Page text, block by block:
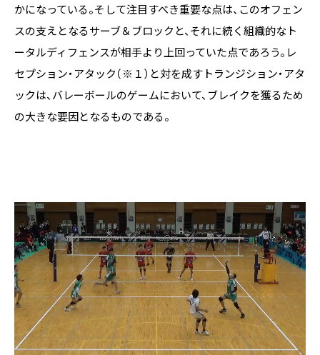
かになっている。そして注目すべき重要な点は、このオフェン
スの支えとなるサーブ＆ブロックと、それに続く組織的なト
ータルディフェンスが相手より上回っていた点であろう。レ
セプション・アタック（※１）と対を成すトランジション・アタ
ックは、バレーボールのゲームにおいて、ブレイクを獲るため
の大きな要因となるものである。